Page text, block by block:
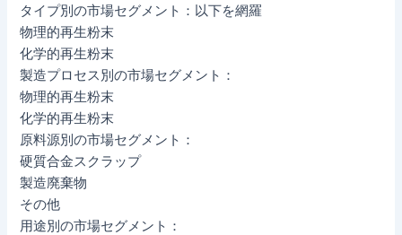
タイプ別の市場セグメント：以下を網羅
物理的再生粉末
化学的再生粉末
製造プロセス別の市場セグメント：
物理的再生粉末
化学的再生粉末
原料源別の市場セグメント：
硬質合金スクラップ
製造廃棄物
その他
用途別の市場セグメント：